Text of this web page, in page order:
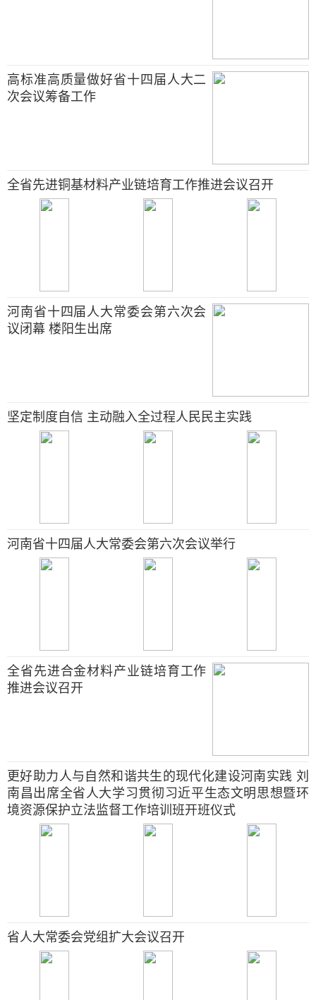
高标准高质量做好省十四届人大二
次会议筹备工作
全省先进铜基材料产业链培育工作推进会议召开
河南省十四届人大常委会第六次会
议闭幕 楼阳生出席
坚定制度自信 主动融入全过程人民民主实践
河南省十四届人大常委会第六次会议举行
全省先进合金材料产业链培育工作
推进会议召开
更好助力人与自然和谐共生的现代化建设河南实践 刘
南昌出席全省人大学习贯彻习近平生态文明思想暨环
境资源保护立法监督工作培训班开班仪式
省人大常委会党组扩大会议召开